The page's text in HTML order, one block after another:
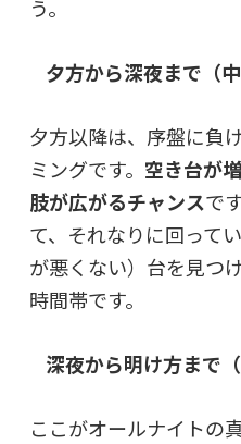
う。
夕方から深夜まで（中
夕方以降は、序盤に負
ミングです。 空き台が
肢が広がるチャンスで
て、それなりに回って
が悪くない）台を見つ
時間帯です。
深夜から明け方まで（
ここがオールナイトの